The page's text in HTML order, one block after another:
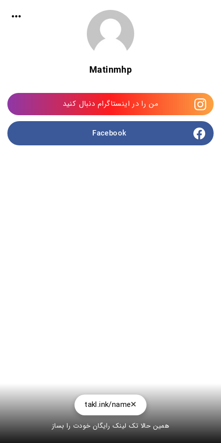
Matinmhp
من را در اینستاگرام دنبال کنید
Facebook
takl.ink/name
همین حالا تک لینک رایگان خودت را بساز